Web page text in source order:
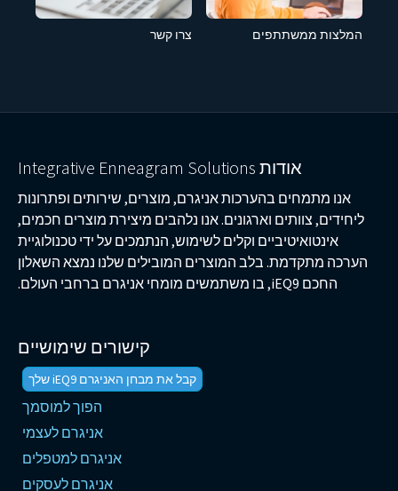
המלצות ממשתתפים צרו קשר
אודות Integrative Enneagram Solutions
אנו מתמחים בהערכות אניגרם, מוצרים, שירותים ופתרונות
ליחידים, צוותים וארגונים. אנו נלהבים מיצירת מוצרים חכמים,
אינטואיטיביים וקלים לשימוש, הנתמכים על ידי טכנולוגיית
הערכה מתקדמת. בלב המוצרים המובילים שלנו נמצא השאלון
החכם iEQ9, בו משתמשים מומחי אניגרם ברחבי העולם.
קישורים שימושיים
קבל את מבחן האניגרם iEQ9 שלך
הפוך למוסמך
אניגרם לעצמי
אניגרם למטפלים
אניגרם לעסקים